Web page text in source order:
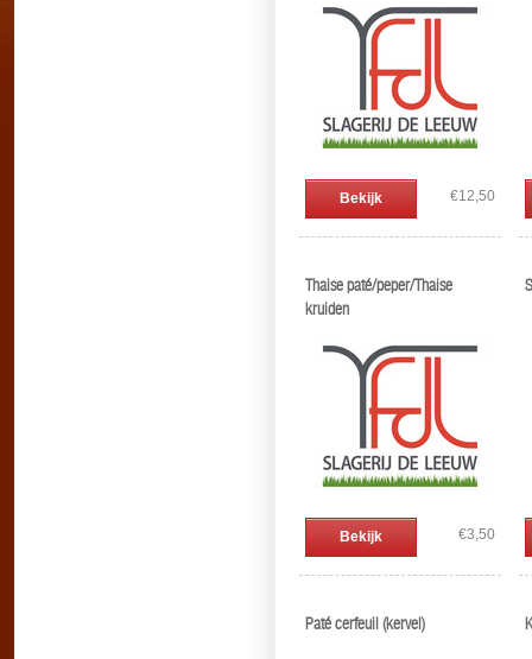
Bekijk €12,50
Thaise paté/peper/Thaise
kruiden
Bekijk €3,50
Paté cerfeuil (kervel)